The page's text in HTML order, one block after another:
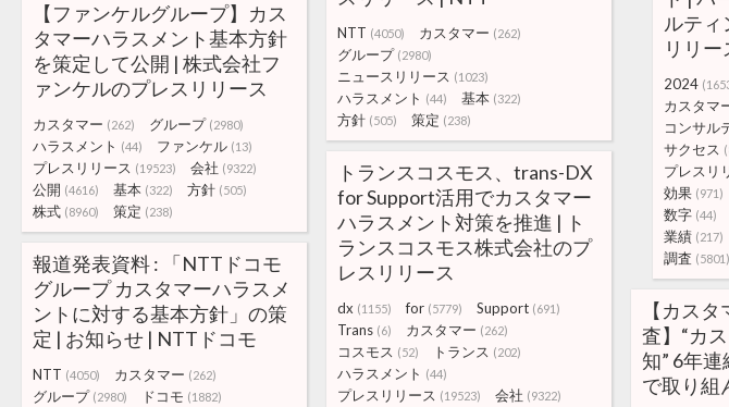
ルティ
リリー
2024
カスタマ
コンサル
サクセス
プレスリ
効果 (971)
数字 (44)
業績 (217)
調査 (5801)
NTT (4050) カスタマー (262)
グループ (2980)
ニュースリリース (1023)
ハラスメント (44) 基本 (322)
方針 (505) 策定 (238)
【ファンケルグループ】カス
タマーハラスメント基本方針
を策定して公開 | 株式会社フ
ァンケルのプレスリリース
カスタマー (262) グループ (2980)
ハラスメント (44) ファンケル (13)
プレスリリース (19523) 会社 (9322)
公開 (4616) 基本 (322) 方針 (505)
株式 (8960) 策定 (238)
トランスコスモス、trans-DX
for Support活用でカスタマー
ハラスメント対策を推進 | ト
ランスコスモス株式会社のプ
レスリリース
dx (1155) for (5779) Support (691)
Trans (6) カスタマー (262)
コスモス (52) トランス (202)
ハラスメント (44)
プレスリリース (19523) 会社 (9322)
報道発表資料 : 「NTTドコモ
グループ カスタマーハラスメ
ントに対する基本方針」の策
定 | お知らせ | NTTドコモ
NTT (4050) カスタマー (262)
グループ (2980) ドコモ (1882)
【カス
査】“カ
知” 6年
で取り組